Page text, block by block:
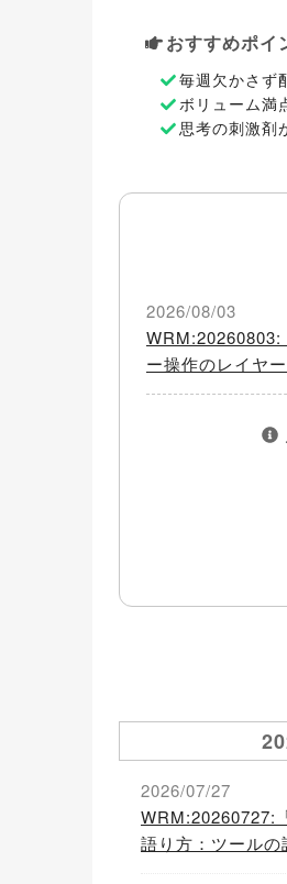
おすすめポイ
毎週欠かさず
ボリューム満
思考の刺激剤
2026/08/03
WRM:20260803:
ー操作のレイヤー
2026/07/27
WRM:20260727:
語り方：ツール